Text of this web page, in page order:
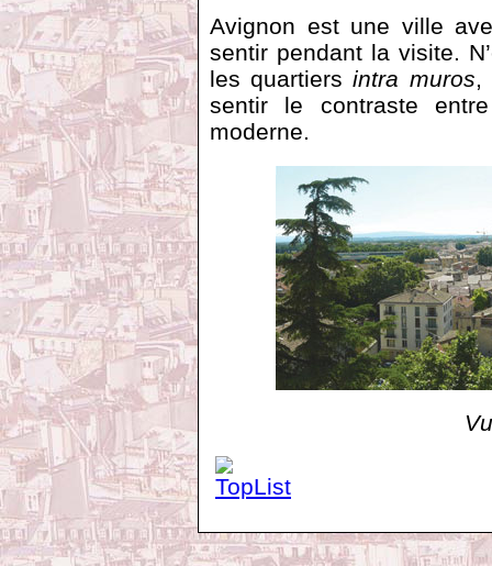
Avignon est une ville
sentir pendant la visite.
les quartiers intra muros,
sentir le contraste
moderne.